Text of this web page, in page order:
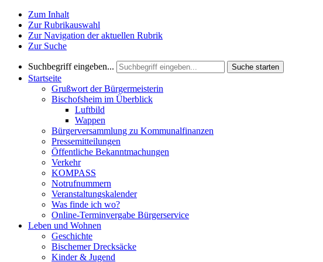
Zum Inhalt
Zur Rubrikauswahl
Zur Navigation der aktuellen Rubrik
Zur Suche
Suchbegriff eingeben... Suche starten
Startseite
Grußwort der Bürgermeisterin
Bischofsheim im Überblick
Luftbild
Wappen
Bürgerversammlung zu Kommunalfinanzen
Pressemitteilungen
Öffentliche Bekanntmachungen
Verkehr
KOMPASS
Notrufnummern
Veranstaltungskalender
Was finde ich wo?
Online-Terminvergabe Bürgerservice
Leben und Wohnen
Geschichte
Bischemer Drecksäcke
Kinder & Jugend